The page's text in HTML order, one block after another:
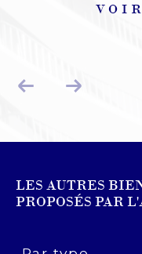
LES AUTRES
PROPOSÉS PAR